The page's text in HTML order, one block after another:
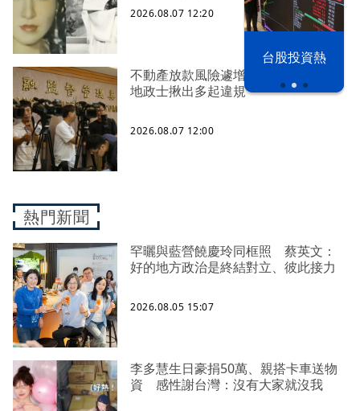
台股投資熱
2026.08.07 12:20
不動產放款風險遽增 金管會嚴控金檢
地政士揪出多起違規
2026.08.07 12:00
熱門新聞
罕曬與藍營饒慶玲同框照 蔡英文：
好的地方政治是終結對立、彼此接力
2026.08.05 15:07
李多慧生日豪捐50萬、親搭卡車送物
資 感性謝台灣：沒有大家就沒我